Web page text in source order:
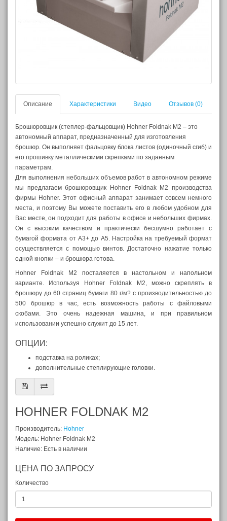
Описание Характеристики Видео Отзывов (0)
Брошюровщик (степлер-фальцовщик) Hohner Foldnak M2 – это
автономный аппарат, предназначенный для изготовления
брошюр. Он выполняет фальцовку блока листов (одиночный сгиб) и
его прошивку металлическими скрепками по заданным
параметрам.
Для выполнения небольших объемов работ в автономном режиме
мы предлагаем брошюровщик Hohner Foldnak M2 производства
фирмы Hohner. Этот офисный аппарат занимает совсем немного
места, и поэтому Вы можете поставить его в любом удобном для
Вас месте, он подходит для работы в офисе и небольших фирмах.
Он с высоким качеством и практически бесшумно работает с
бумагой формата от А3+ до А5. Настройка на требуемый формат
осуществляется с помощью винтов. Достаточно нажатие только
одной кнопки – и брошюра готова.
Hohner Foldnak M2 посталяется в настольном и напольном
варианте. Используя Hohner Foldnak M2, можно скреплять в
брошюру до 60 страниц бумаги 80 г/м? с производительностью до
500 брошюр в час, есть возможность работы с файловыми
скобами. Это очень надежная машина, и при правильном
использовании успешно служит до 15 лет.
ОПЦИИ:
подставка на роликах;
дополнительные степлирующие головки.
HOHNER FOLDNAK M2
Производитель: Hohner
Модель: Hohner Foldnak M2
Наличие: Есть в наличии
ЦЕНА ПО ЗАПРОСУ
Количество